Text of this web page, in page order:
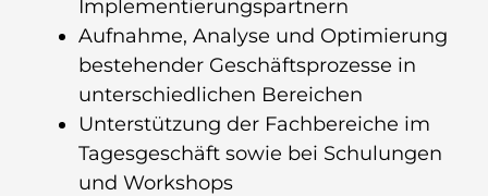
Implementierungspartnern
Aufnahme, Analyse und Optimierung
bestehender Geschäftsprozesse in
unterschiedlichen Bereichen
Unterstützung der Fachbereiche im
Tagesgeschäft sowie bei Schulungen
und Workshops